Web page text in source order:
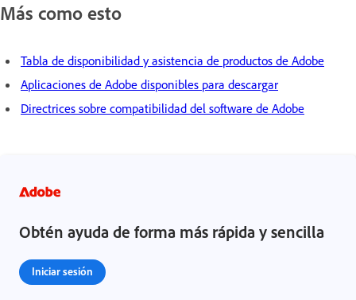
Más como esto
Tabla de disponibilidad y asistencia de productos de Adobe
Aplicaciones de Adobe disponibles para descargar
Directrices sobre compatibilidad del software de Adobe
Obtén ayuda de forma más rápida y sencilla
Iniciar sesión